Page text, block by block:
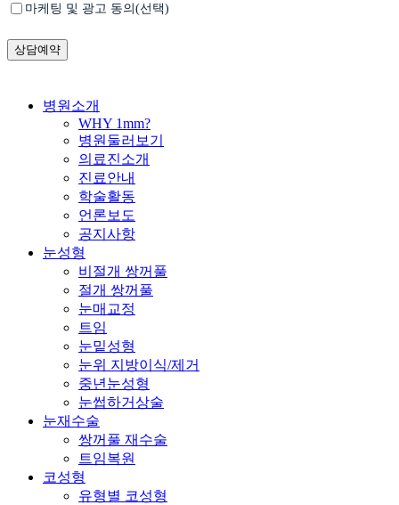
Untitled
마케팅 및 광고 동의(선택)
Close
병원소개
WHY 1mm?
병원둘러보기
의료진소개
진료안내
학술활동
언론보도
공지사항
눈성형
비절개 쌍꺼풀
절개 쌍꺼풀
눈매교정
트임
눈밑성형
눈위 지방이식/제거
중년눈성형
눈썹하거상술
눈재수술
쌍꺼풀 재수술
트임복원
코성형
유형별 코성형